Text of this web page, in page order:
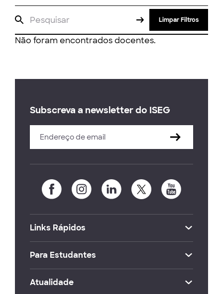
Limpar Filtros
Não foram encontrados docentes.
Subscreva a newsletter do ISEG
Links Rápidos
Para Estudantes
Atualidade